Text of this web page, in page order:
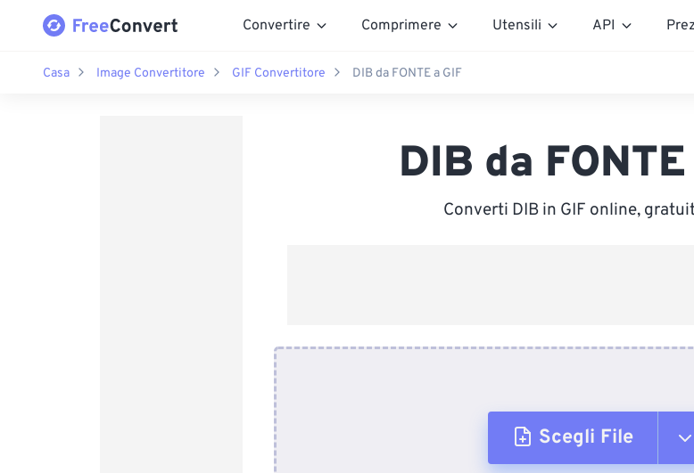
Convertire Comprimere Utensili API
Casa Image Convertitore GIF Convertitore DIB da FONTE a GIF
DIB da
Converti DIB in GIF online,
Scegli File